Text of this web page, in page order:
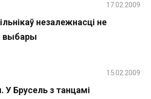
незалежнасці не
выбары
17.02.2009
Брусель з танцамі
15.02.2009